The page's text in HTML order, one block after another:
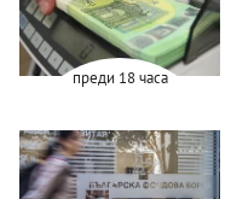
преди 18 часа